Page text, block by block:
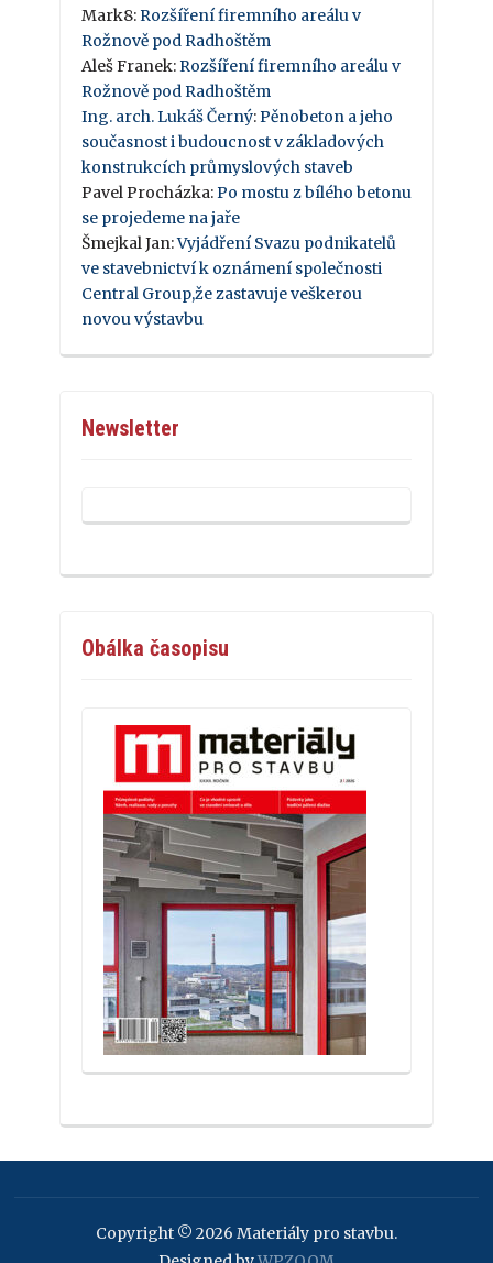
Mark8:Rozšíření firemního areálu v
Rožnově pod Radhoštěm
Aleš Franek:Rozšíření firemního areálu v
Rožnově pod Radhoštěm
Ing. arch. Lukáš Černý:Pěnobeton a jeho
současnost i budoucnost v základových
konstrukcích průmyslových staveb
Pavel Procházka:Po mostu z bílého betonu
se projedeme na jaře
Šmejkal Jan:Vyjádření Svazu podnikatelů
ve stavebnictví k oznámení společnosti
Central Group,že zastavuje veškerou
novou výstavbu
Newsletter
Obálka časopisu
Copyright © 2026 Materiály pro stavbu.